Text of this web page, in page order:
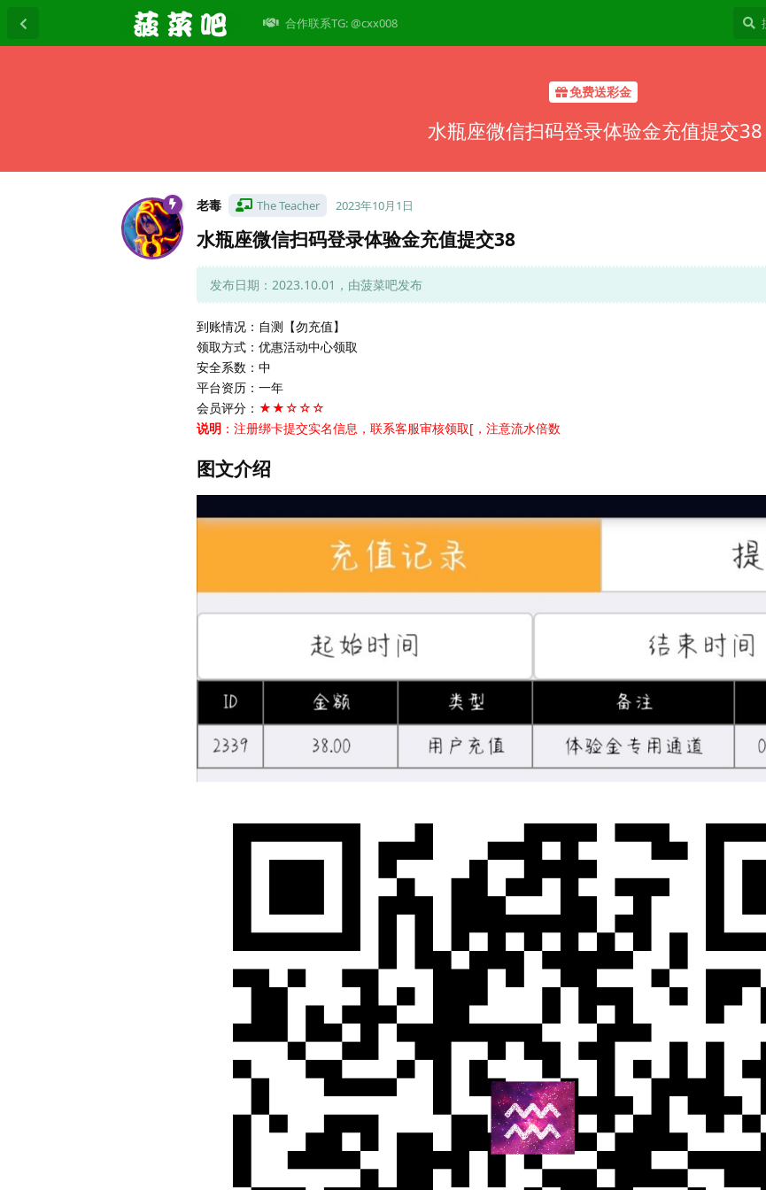
合作联系TG: @cxx008
免费送彩金
水瓶座微信扫码登录体验金充值提交38
老毒 The Teacher 2023年10月1日
水瓶座微信扫码登录体验金充值提交38
发布日期：2023.10.01，由菠菜吧发布
到账情况：自测【勿充值】
领取方式：优惠活动中心领取
安全系数：中
平台资历：一年
会员评分： ★★☆☆☆
说明 ：注册绑卡提交实名信息，联系客服审核领取[，注意流水倍数
图文介绍